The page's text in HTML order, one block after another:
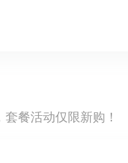
餐活动仅限新购！